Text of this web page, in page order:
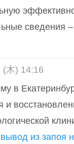
сведения
(木) 14:16
в
и
вывод из запоя